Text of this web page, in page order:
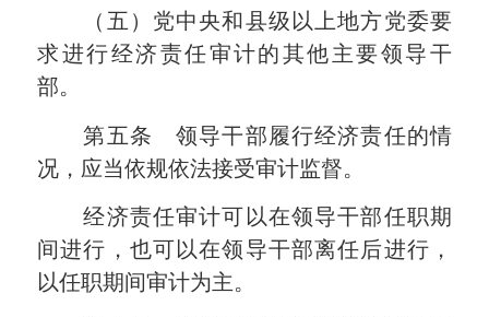
（五）党中央和县级以上地方党委要
求进行经济责任审计的其他主要领导干
部。
第五条 领导干部履行经济责任的情
况，应当依规依法接受审计监督。
经济责任审计可以在领导干部任职期
间进行，也可以在领导干部离任后进行，
以任职期间审计为主。